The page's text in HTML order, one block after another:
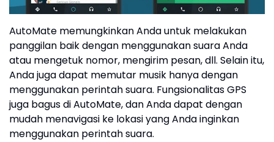
AutoMate memungkinkan Anda untuk melakukan
panggilan baik dengan menggunakan suara Anda
atau mengetuk nomor, mengirim pesan, dll. Selain itu,
Anda juga dapat memutar musik hanya dengan
menggunakan perintah suara. Fungsionalitas GPS
juga bagus di AutoMate, dan Anda dapat dengan
mudah menavigasi ke lokasi yang Anda inginkan
menggunakan perintah suara.